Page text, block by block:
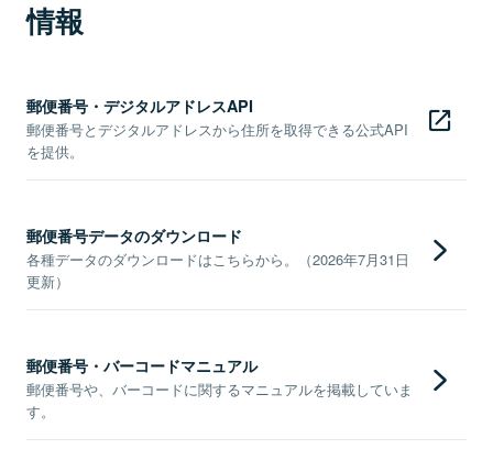
情報
郵便番号・デジタルアドレスAPI
郵便番号とデジタルアドレスから住所を取得できる公式API
を提供。
郵便番号データのダウンロード
各種データのダウンロードはこちらから。（2026年7月31日
更新）
郵便番号・バーコードマニュアル
郵便番号や、バーコードに関するマニュアルを掲載していま
す。